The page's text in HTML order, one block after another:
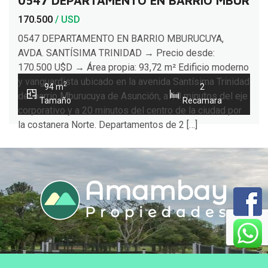
170.500 / USD
0547 DEPARTAMENTO EN BARRIO MBURUCUYA,
AVDA. SANTÍSIMA TRINIDAD → Precio desde:
170.500 U$D → Área propia: 93,72 m² Edificio moderno
y vanguardista ubicado en la avenida Santísima Trinidad
del barrio Mburucuya de Asunción, a 10 minutos del eje
corporativo y a 20 minutos del centro de la ciudad por
la costanera Norte. Departamentos de 2 […]
94 m2
Tamaño
2
Recamara